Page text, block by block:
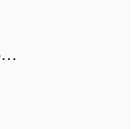
Terminal Rodoviário de Valparaiso de Goiás